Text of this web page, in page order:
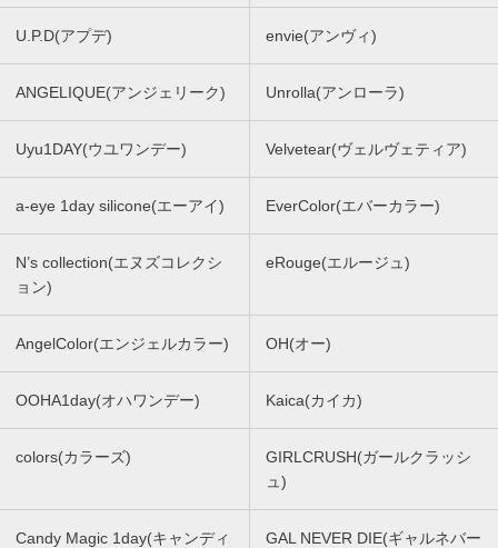
U.P.D(アプデ) envie(アンヴィ)
ANGELIQUE(アンジェリーク) Unrolla(アンローラ)
Uyu1DAY(ウユワンデー) Velvetear(ヴェルヴェティア)
a-eye 1day silicone(エーアイ) EverColor(エバーカラー)
N’s collection(エヌズコレクシ
ョン)
eRouge(エルージュ)
AngelColor(エンジェルカラー) OH(オー)
OOHA1day(オハワンデー) Kaica(カイカ)
colors(カラーズ)
GIRLCRUSH(ガールクラッシ
ュ)
Candy Magic 1day(キャンディ
GAL NEVER DIE(ギャルネバー